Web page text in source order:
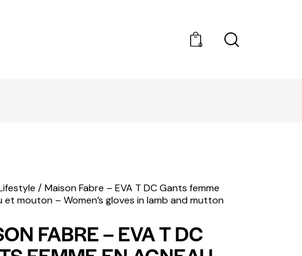
0
Maison Fabre – EVA T DC Gants femme
et mouton – Women’s gloves in lamb and mutton
FABRE – EVA T DC